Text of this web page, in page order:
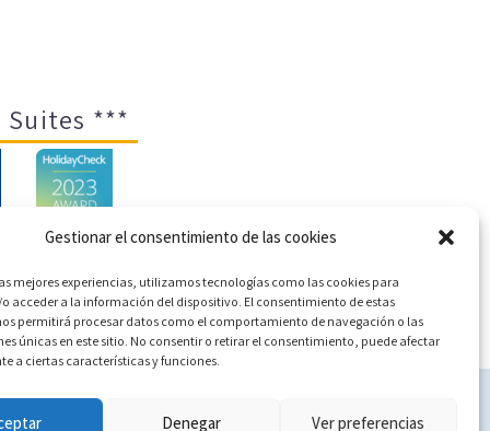
Gestionar el consentimiento de las cookies
mejores experiencias, utilizamos tecnologías como las cookies para
acceder a la información del dispositivo. El consentimiento de estas
permitirá procesar datos como el comportamiento de navegación o las
únicas en este sitio. No consentir o retirar el consentimiento, puede afectar
a ciertas características y funciones.
Denegar Ver preferencias
Suites ***
de cookies (UE)